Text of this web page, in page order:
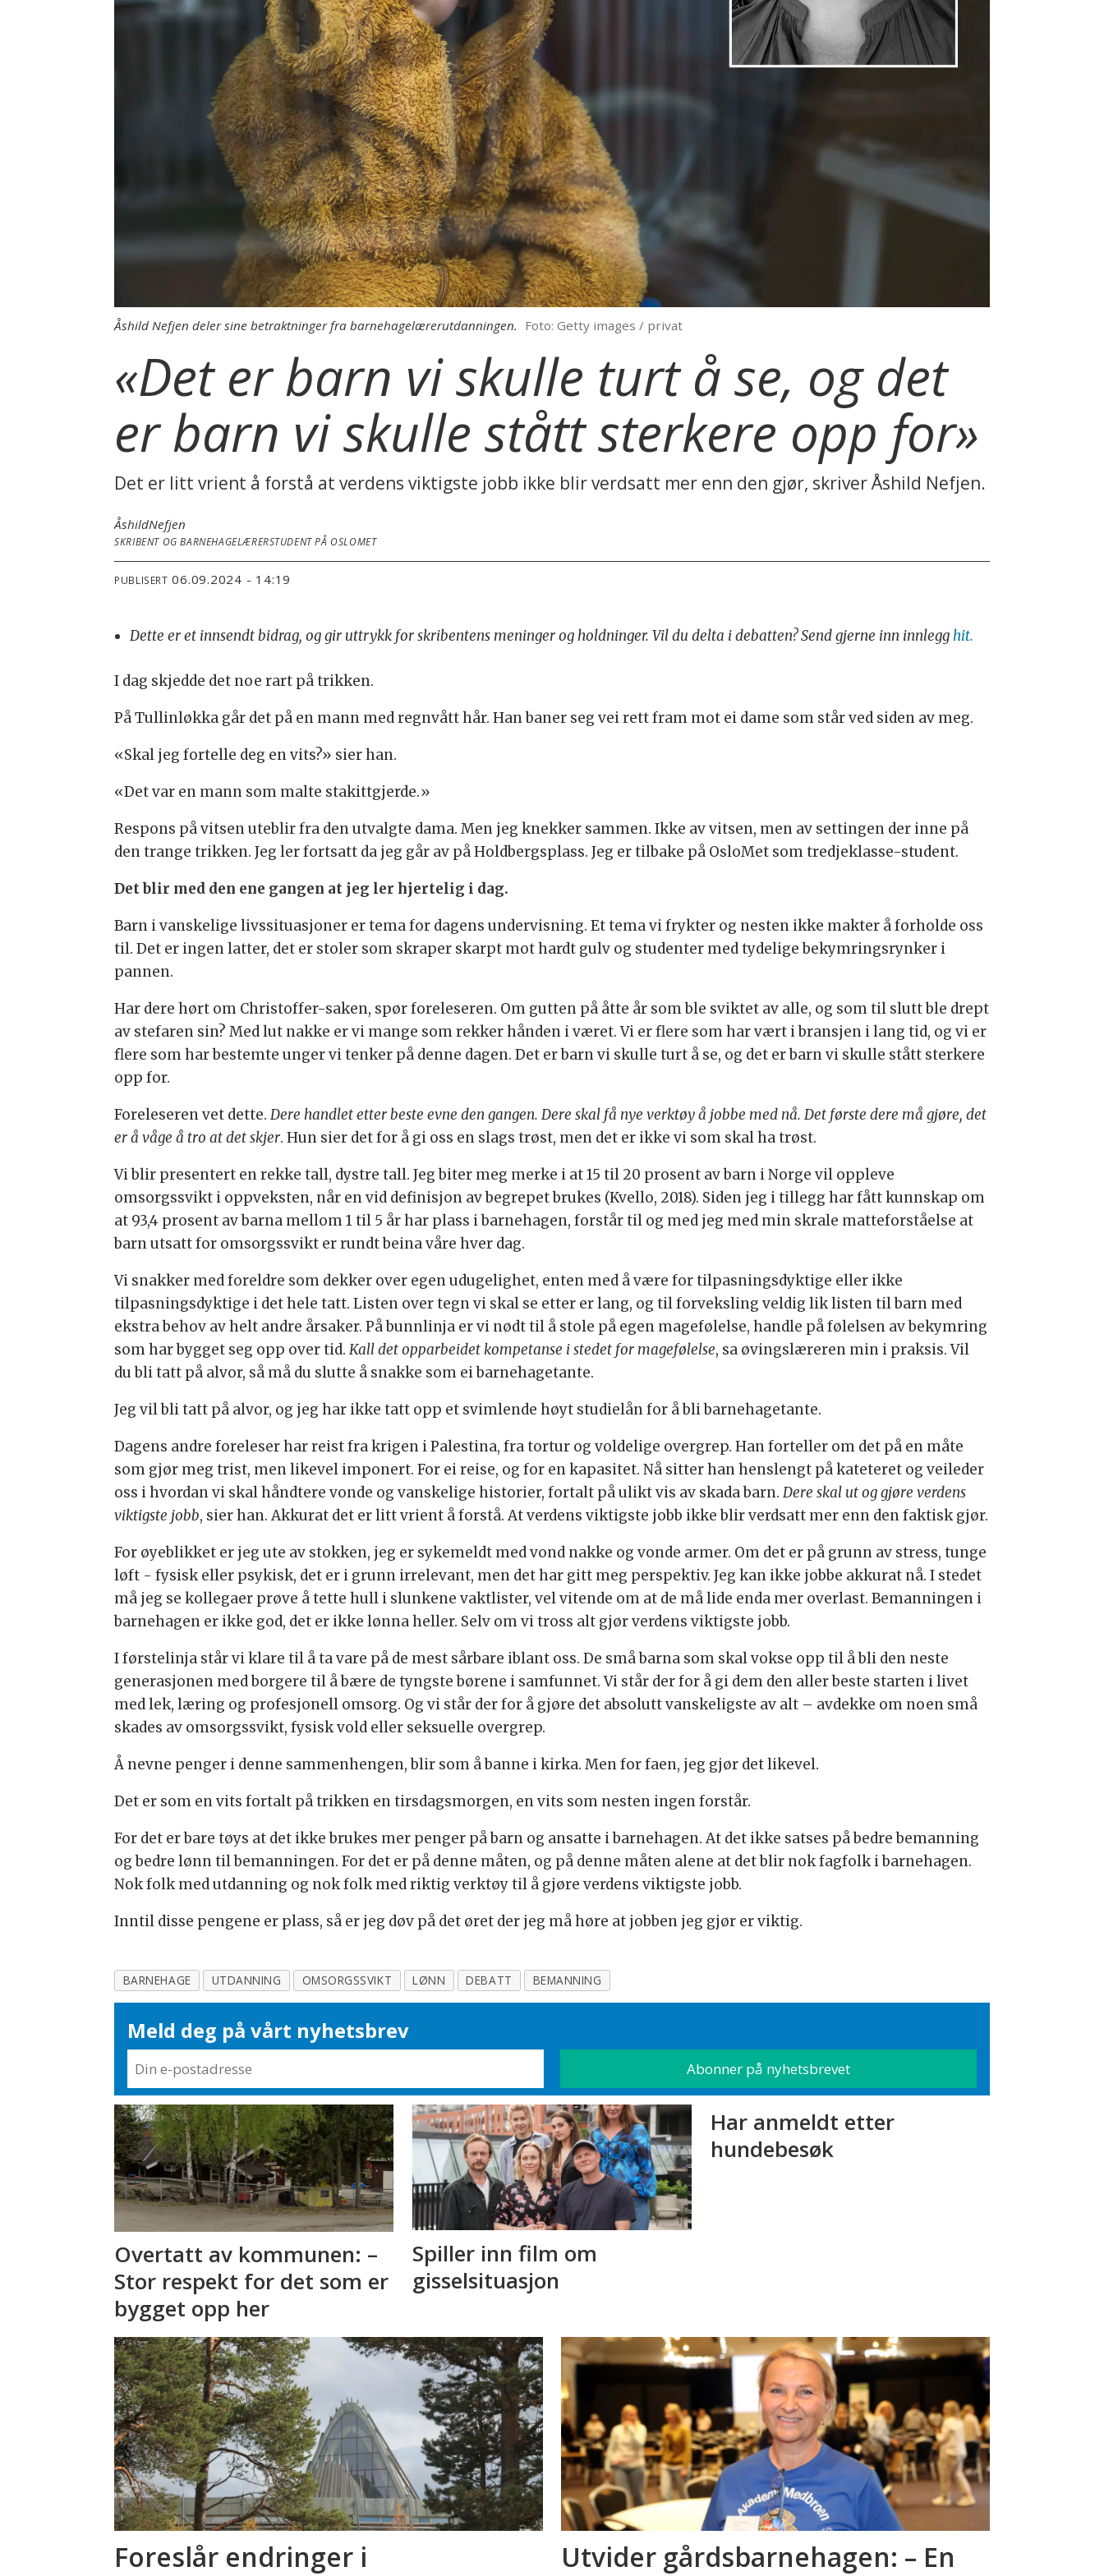
Åshild Nefjen deler sine betraktninger fra barnehagelærerutdanningen. Foto: Getty images / privat
«Det er barn vi skulle turt å se, og det
er barn vi skulle stått sterkere opp for»
Det er litt vrient å forstå at verdens viktigste jobb ikke blir verdsatt mer enn den gjør, skriver Åshild Nefjen.
ÅshildNefjen
SKRIBENT OG BARNEHAGELÆRERSTUDENT PÅ OSLOMET
PUBLISERT 06.09.2024 - 14:19
Dette er et innsendt bidrag, og gir uttrykk for skribentens meninger og holdninger. Vil du delta i debatten? Send gjerne inn innlegghit.
I dag skjedde det noe rart på trikken.
På Tullinløkka går det på en mann med regnvått hår. Han baner seg vei rett fram mot ei dame som står ved siden av meg.
«Skal jeg fortelle deg en vits?» sier han.
«Det var en mann som malte stakittgjerde.»
Respons på vitsen uteblir fra den utvalgte dama. Men jeg knekker sammen. Ikke av vitsen, men av settingen der inne på
den trange trikken. Jeg ler fortsatt da jeg går av på Holdbergsplass. Jeg er tilbake på OsloMet som tredjeklasse-student.
Det blir med den ene gangen at jeg ler hjertelig i dag.
Barn i vanskelige livssituasjoner er tema for dagens undervisning. Et tema vi frykter og nesten ikke makter å forholde oss
til. Det er ingen latter, det er stoler som skraper skarpt mot hardt gulv og studenter med tydelige bekymringsrynker i
pannen.
Har dere hørt om Christoffer-saken, spør foreleseren. Om gutten på åtte år som ble sviktet av alle, og som til slutt ble drept
av stefaren sin? Med lut nakke er vi mange som rekker hånden i været. Vi er flere som har vært i bransjen i lang tid, og vi er
flere som har bestemte unger vi tenker på denne dagen. Det er barn vi skulle turt å se, og det er barn vi skulle stått sterkere
opp for.
Foreleseren vet dette.Dere handlet etter beste evne den gangen. Dere skal få nye verktøy å jobbe med nå. Det første dere må gjøre, det
er å våge å tro at det skjer. Hun sier det for å gi oss en slags trøst, men det er ikke vi som skal ha trøst.
Vi blir presentert en rekke tall, dystre tall. Jeg biter meg merke i at 15 til 20 prosent av barn i Norge vil oppleve
omsorgssvikt i oppveksten, når en vid definisjon av begrepet brukes (Kvello, 2018). Siden jeg i tillegg har fått kunnskap om
at 93,4 prosent av barna mellom 1 til 5 år har plass i barnehagen, forstår til og med jeg med min skrale matteforståelse at
barn utsatt for omsorgssvikt er rundt beina våre hver dag.
Vi snakker med foreldre som dekker over egen udugelighet, enten med å være for tilpasningsdyktige eller ikke
tilpasningsdyktige i det hele tatt. Listen over tegn vi skal se etter er lang, og til forveksling veldig lik listen til barn med
ekstra behov av helt andre årsaker. På bunnlinja er vi nødt til å stole på egen magefølelse, handle på følelsen av bekymring
som har bygget seg opp over tid.Kall det opparbeidet kompetanse i stedet for magefølelse, sa øvingslæreren min i praksis. Vil
du bli tatt på alvor, så må du slutte å snakke som ei barnehagetante.
Jeg vil bli tatt på alvor, og jeg har ikke tatt opp et svimlende høyt studielån for å bli barnehagetante.
Dagens andre foreleser har reist fra krigen i Palestina, fra tortur og voldelige overgrep. Han forteller om det på en måte
som gjør meg trist, men likevel imponert. For ei reise, og for en kapasitet. Nå sitter han henslengt på kateteret og veileder
oss i hvordan vi skal håndtere vonde og vanskelige historier, fortalt på ulikt vis av skada barn.Dere skal ut og gjøre verdens
viktigste jobb, sier han. Akkurat det er litt vrient å forstå. At verdens viktigste jobb ikke blir verdsatt mer enn den faktisk gjør.
For øyeblikket er jeg ute av stokken, jeg er sykemeldt med vond nakke og vonde armer. Om det er på grunn av stress, tunge
løft - fysisk eller psykisk, det er i grunn irrelevant, men det har gitt meg perspektiv. Jeg kan ikke jobbe akkurat nå. I stedet
må jeg se kollegaer prøve å tette hull i slunkene vaktlister, vel vitende om at de må lide enda mer overlast. Bemanningen i
barnehagen er ikke god, det er ikke lønna heller. Selv om vi tross alt gjør verdens viktigste jobb.
I førstelinja står vi klare til å ta vare på de mest sårbare iblant oss. De små barna som skal vokse opp til å bli den neste
generasjonen med borgere til å bære de tyngste børene i samfunnet. Vi står der for å gi dem den aller beste starten i livet
med lek, læring og profesjonell omsorg. Og vi står der for å gjøre det absolutt vanskeligste av alt – avdekke om noen små
skades av omsorgssvikt, fysisk vold eller seksuelle overgrep.
Å nevne penger i denne sammenhengen, blir som å banne i kirka. Men for faen, jeg gjør det likevel.
Det er som en vits fortalt på trikken en tirsdagsmorgen, en vits som nesten ingen forstår.
For det er bare tøys at det ikke brukes mer penger på barn og ansatte i barnehagen. At det ikke satses på bedre bemanning
og bedre lønn til bemanningen. For det er på denne måten, og på denne måten alene at det blir nok fagfolk i barnehagen.
Nok folk med utdanning og nok folk med riktig verktøy til å gjøre verdens viktigste jobb.
Inntil disse pengene er plass, så er jeg døv på det øret der jeg må høre at jobben jeg gjør er viktig.
BARNEHAGE UTDANNING OMSORGSSVIKT LØNN DEBATT BEMANNING
Meld deg på vårt nyhetsbrev
Overtatt av kommunen: –
Stor respekt for det som er
bygget opp her
Spiller inn film om
gisselsituasjon
Har anmeldt etter
hundebesøk
Foreslår endringer i
Utvider gårdsbarnehagen: – En